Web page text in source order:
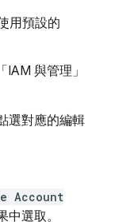
用預設的
IAM 與管理」
選對應的編輯
Account
中選取。